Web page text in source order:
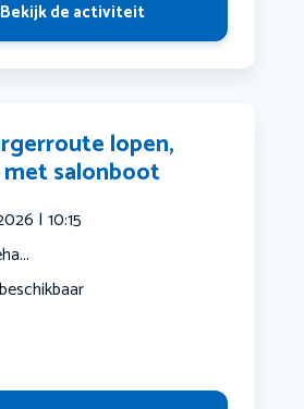
Bekijk de activiteit
lopen,
salonboot
| 10:15